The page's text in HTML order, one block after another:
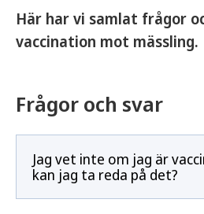
Här har vi samlat frågor
vaccination mot mässling.
Frågor och svar
Jag vet inte om jag är
kan jag ta reda på det?